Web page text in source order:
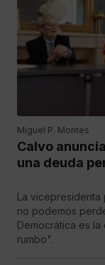
Miguel P. Montes
Calvo
una deuda
La vicepresidenta
no podemos
Democrática es
rumbo".